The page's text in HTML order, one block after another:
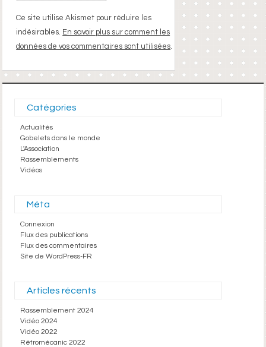
Ce site utilise Akismet pour réduire les
indésirables. En savoir plus sur comment les
données de vos commentaires sont utilisées.
Catégories
Actualités
Gobelets dans le monde
L'Association
Rassemblements
Vidéos
Méta
Connexion
Flux des publications
Flux des commentaires
Site de WordPress-FR
Articles récents
Rassemblement 2024
Vidéo 2024
Vidéo 2022
Rétromécanic 2022